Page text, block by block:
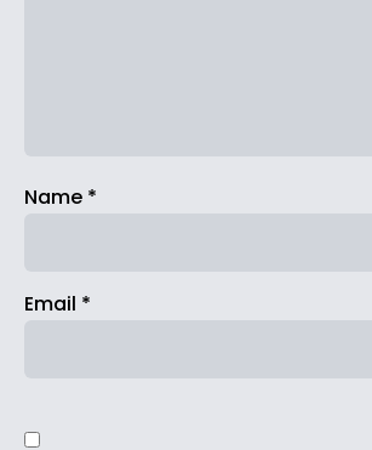
Name *
Email *